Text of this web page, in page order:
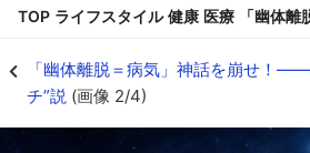
TOP ライフスタイル 健康 医療 「幽体
「幽体離脱＝病気」神話を崩せ！
チ”説 (画像 2/4)